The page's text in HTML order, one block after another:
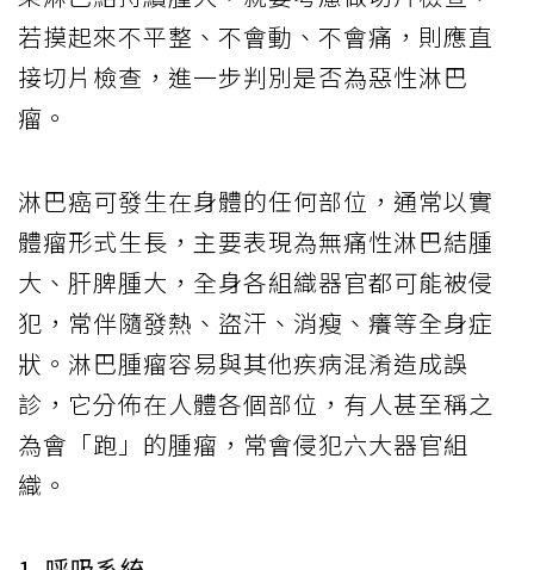
若摸起來不平整、不會動、不會痛，則應直
接切片檢查，進一步判別是否為惡性淋巴
瘤。
淋巴癌可發生在身體的任何部位，通常以實
體瘤形式生長，主要表現為無痛性淋巴結腫
大、肝脾腫大，全身各組織器官都可能被侵
犯，常伴隨發熱、盜汗、消瘦、癢等全身症
狀。淋巴腫瘤容易與其他疾病混淆造成誤
診，它分佈在人體各個部位，有人甚至稱之
為會「跑」的腫瘤，常會侵犯六大器官組
織。